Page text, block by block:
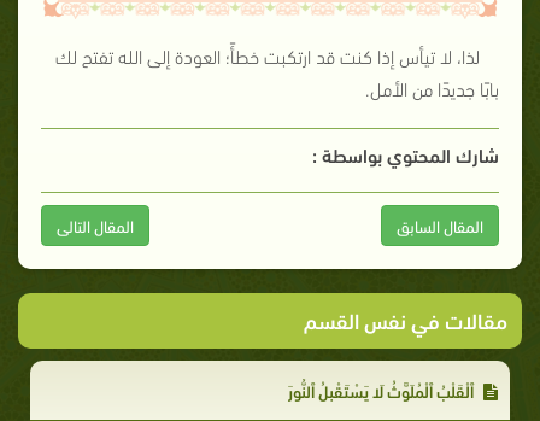
لذا، لا تيأس إذا كنت قد ارتكبت خطأً؛ العودة إلى الله تفتح لك
بابًا جديدًا من الأمل.
شارك المحتوي بواسطة :
المقال السابق المقال التالى
مقالات في نفس القسم
ٱلْقَلْبُ ٱلْمُلَوَّثُ لَا يَسْتَقْبِلُ ٱلنُّورَ